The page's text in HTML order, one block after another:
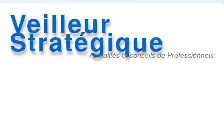
Veilleur
Stratégique
Actualités et conseils de Professionnels